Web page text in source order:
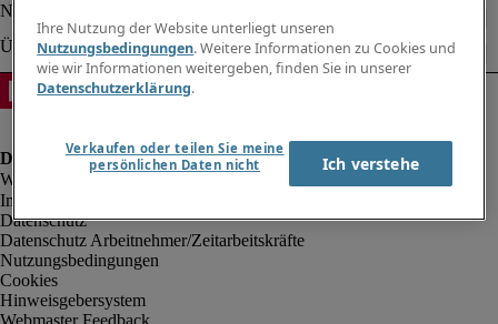
Impressum
Datenschutz
Datenschutz Arbeitnehmer/Zeitarbeitskräfte
Nutzungsbedingungen
Cookies
Hinweisgebersystem
Webmaster Feedback
Ihre Nutzung der Website unterliegt unseren
Nutzungsbedingungen. Weitere Informationen zu Cookies und
wie wir Informationen weitergeben, finden Sie in unserer
Datenschutzerklärung.
Verkaufen oder teilen Sie meine
persönlichen Daten nicht
Ich verstehe